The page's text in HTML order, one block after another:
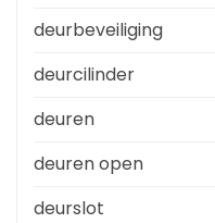
deurbeveiliging
deurcilinder
deuren
deuren open
deurslot